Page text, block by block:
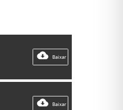
Baixar
Baixar